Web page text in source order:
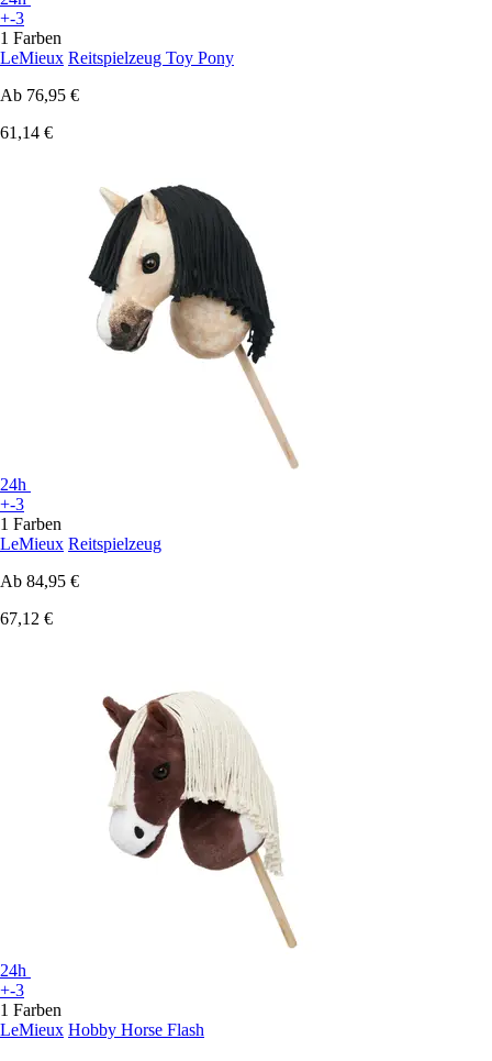
+-3
1 Farben
LeMieux Reitspielzeug Toy Pony
Ab 76,95 €
61,14 €
24h
+-3
1 Farben
LeMieux Reitspielzeug
Ab 84,95 €
67,12 €
24h
+-3
1 Farben
LeMieux Hobby Horse Flash